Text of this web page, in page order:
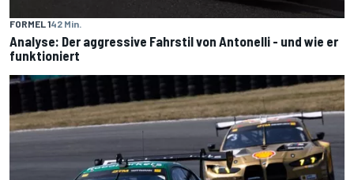
FORMEL 142 Min.
Analyse: Der aggressive Fahrstil von Antonelli - und wie er
funktioniert